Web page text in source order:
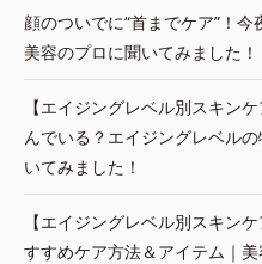
顔のついでに“首までケア”！
美容のプロに聞いてみました！
【エイジングレベル別スキン
んでいる？エイジングレベル
いてみました！
【エイジングレベル別スキン
すすめケア方法＆アイテム｜